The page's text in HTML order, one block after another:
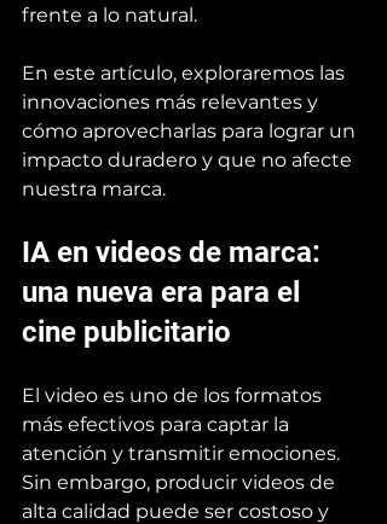
frente a lo natural.
En este artículo, exploraremos las
innovaciones más relevantes y
cómo aprovecharlas para lograr un
impacto duradero y que no afecte
nuestra marca.
IA en videos de marca:
una nueva era para el
cine publicitario
El video es uno de los formatos
más efectivos para captar la
atención y transmitir emociones.
Sin embargo, producir videos de
alta calidad puede ser costoso y